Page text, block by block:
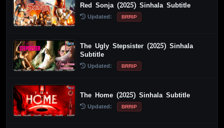
Red Sonja (2025) Sinhala Subtitle
Updated: BRRIP
The Ugly Stepsister (2025) Sinhala
Subtitle
Updated: BRRIP
The Home (2025) Sinhala Subtitle
Updated: BRRIP